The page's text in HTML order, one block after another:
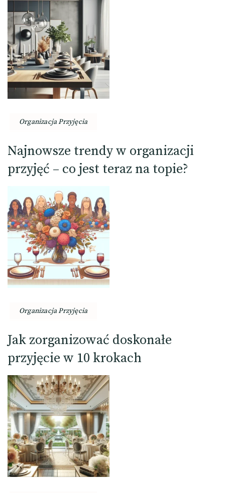
Organizacja Przyjęcia
Najnowsze trendy w organizacji
przyjęć – co jest teraz na topie?
Organizacja Przyjęcia
Jak zorganizować doskonałe
przyjęcie w 10 krokach